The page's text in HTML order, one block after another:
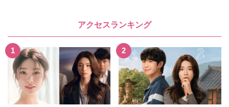
アクセスランキング